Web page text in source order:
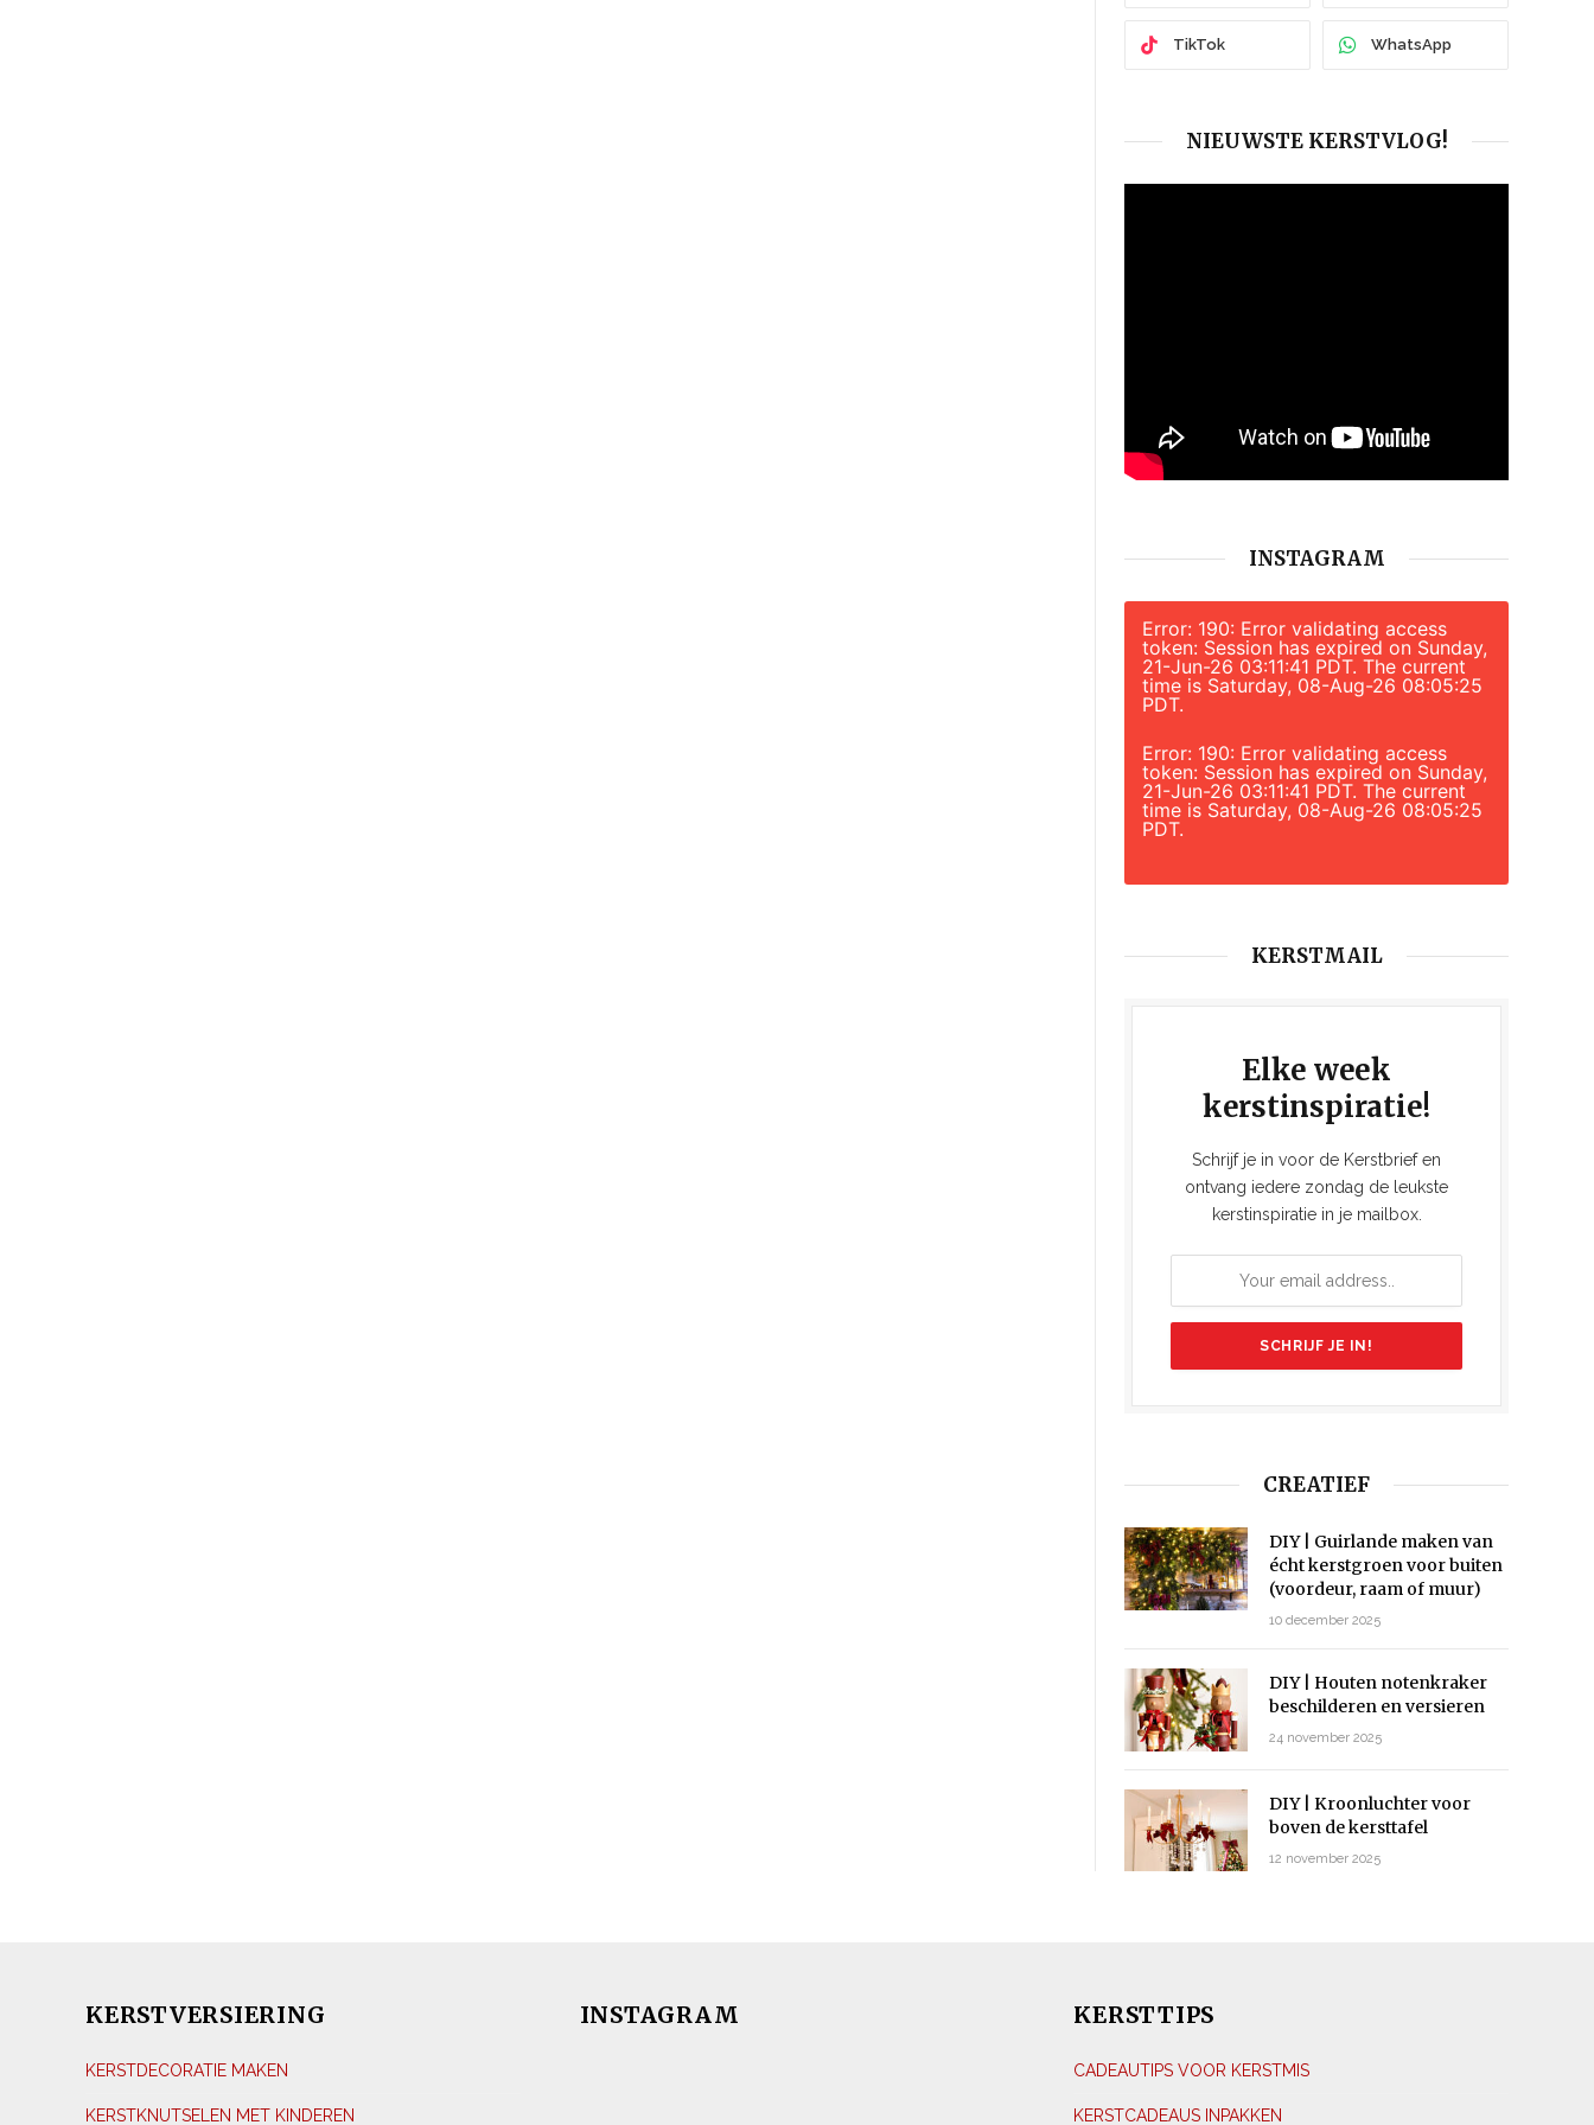
TikTok WhatsApp
NIEUWSTE KERSTVLOG!
INSTAGRAM
Error: 190: Error validating access
token: Session has expired on Sunday,
21-Jun-26 03:11:41 PDT. The current
time is Saturday, 08-Aug-26 08:05:25
PDT.
Error: 190: Error validating access
token: Session has expired on Sunday,
21-Jun-26 03:11:41 PDT. The current
time is Saturday, 08-Aug-26 08:05:25
PDT.
KERSTMAIL
Elke week
kerstinspiratie!
Schrijf je in voor de Kerstbrief en
ontvang iedere zondag de leukste
kerstinspiratie in je mailbox.
CREATIEF
DIY | Guirlande maken van
écht kerstgroen voor buiten
(voordeur, raam of muur)
10 december 2025
DIY | Houten notenkraker
beschilderen en versieren
24 november 2025
DIY | Kroonluchter voor
boven de kersttafel
12 november 2025
KERSTVERSIERING
KERSTDECORATIE MAKEN
KERSTKNUTSELEN MET KINDEREN
INSTAGRAM KERSTTIPS
CADEAUTIPS VOOR KERSTMIS
KERSTCADEAUS INPAKKEN